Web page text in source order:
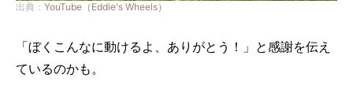
出典： YouTube（Eddie's Wheels）
「ぼくこんなに動けるよ、ありがとう！」と感謝を伝え
ているのかも。